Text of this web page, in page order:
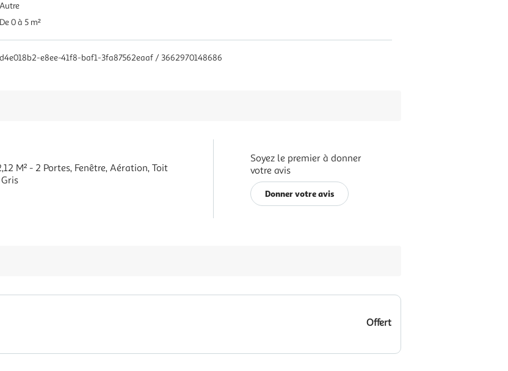
Autre
De 0 à 5 m²
d4e018b2-e8ee-41f8-baf1-3fa87562eaaf / 3662970148686
M² - 2 Portes, Fenêtre, Aération, Toit
Soyez le premier à donner
votre avis
Donner votre avis
Offert